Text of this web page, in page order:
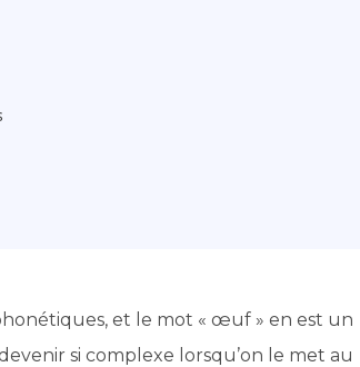
et le mot « œuf » en est un
si complexe lorsqu’on le met au